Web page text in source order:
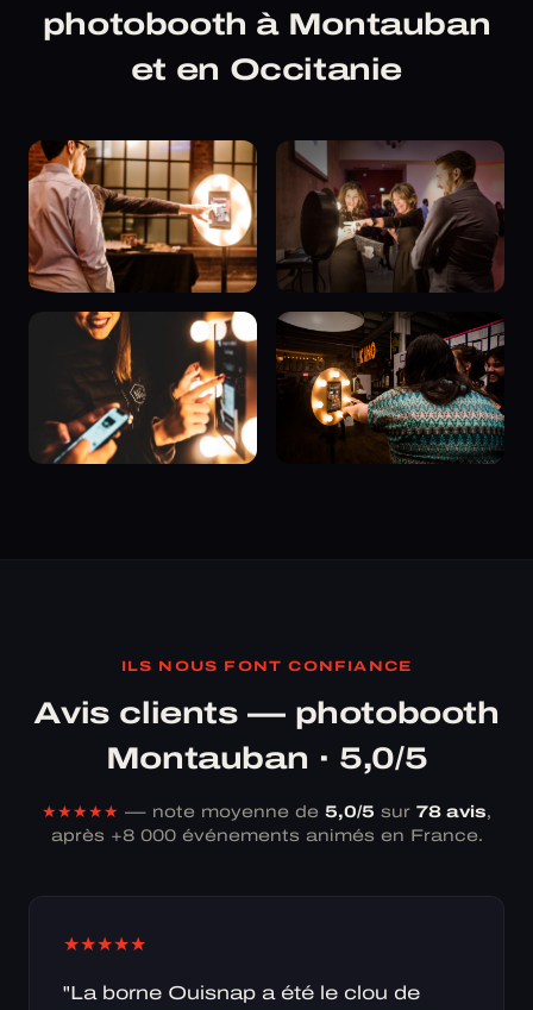
photobooth à Montauban
et en Occitanie
ILS NOUS FONT CONFIANCE
Avis clients — photobooth
Montauban · 5,0/5
★★★★★ — note moyenne de 5,0/5 sur 78 avis,
après +8 000 événements animés en France.
★★★★★
"La borne Ouisnap a été le clou de